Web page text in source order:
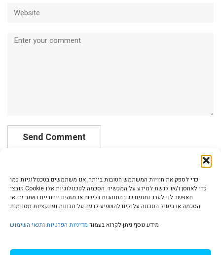
כדי לספק את חוויות המשתמש הטובות ביותר, אנו משתמשים בטכנולוגיות כמו
קובצי Cookie כדי לאחסן ו/או לגשת למידע על המכשיר. הסכמה לטכנולוגיות אלו
תאפשר לנו לעבד נתונים כגון התנהגות גלישה או מזהים ייחודיים באתר זה. אי
הסכמה או ביטול הסכמה עלולים להשפיע לרעה על תכונות ופונקציות מסוימות.
מידע נוסף ניתן לקרוא בעמוד מדיניות הפרטיות ותנאי השימוש
Comment
הצהרת נגישות | Accessibility